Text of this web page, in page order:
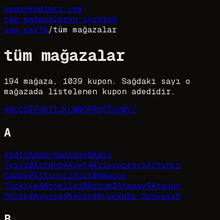
kuponkodları.com
tüm mağazalaren iyiblog
ana sayfa/tüm mağazalar
tüm mağazalar
194 mağaza, 1039 kupon. Sağdaki sayı o
mağazada listelenen kupon adedidir.
ABCÇDEFGHIİJKLMNOPRSŞTUVWYZ
A
A1011Addax6adidas9Adil
Işık10Airbnb4AJet4Aliexpress1Altıncı
Cadde2Altınyıldız10Amazon
Türkiye4Arçelik10Arzum3Atasay9Atasun
Optik4Avansas5Avon4Ayakkabı Dünyası6